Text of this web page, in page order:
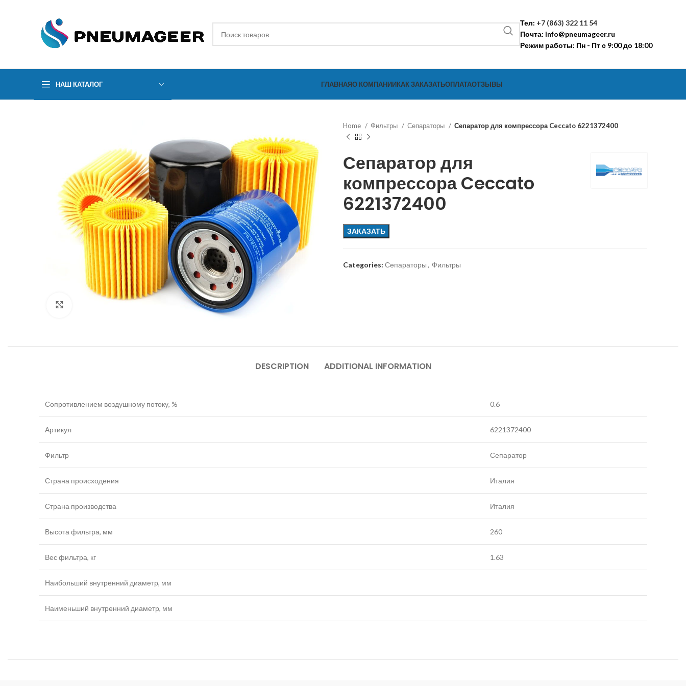
Тел: +7 (863) 322 11 54
Почта: info@pneumageer.ru
Режим работы: Пн - Пт с 9:00 до 18:00
НАШ КАТАЛОГ ГЛАВНАЯО КОМПАНИИКАК ЗАКАЗАТЬОПЛАТАОТЗЫВЫ
Home Фильтры Сепараторы Сепаратор для компрессора Ceccato 6221372400
Сепаратор для
компрессора Ceccato
6221372400
ЗАКАЗАТЬ
Categories: Сепараторы, Фильтры
DESCRIPTION ADDITIONAL INFORMATION
Сопротивлением воздушному потоку, % 0.6
Артикул 6221372400
Фильтр Сепаратор
Страна происходения Италия
Страна производства Италия
Высота фильтра, мм 260
Вес фильтра, кг 1.63
Наибольший внутренний диаметр, мм
Наименьший внутренний диаметр, мм